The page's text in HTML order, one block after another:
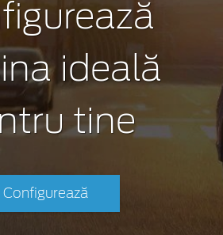
ideală
tine
Configurează